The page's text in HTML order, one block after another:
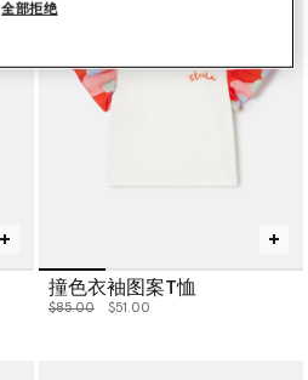
撞色衣袖图案T恤
价格从
$85.00下降至
$51.00
全部拒绝